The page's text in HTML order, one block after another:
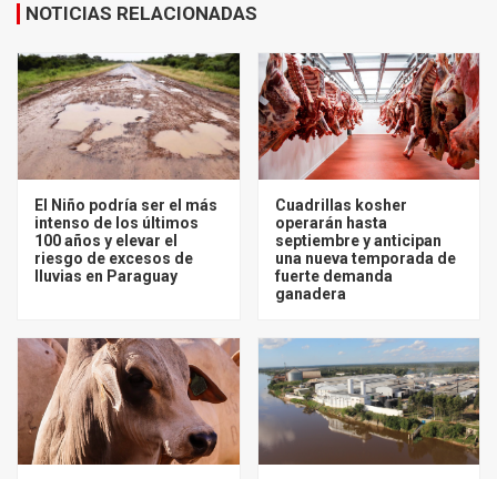
NOTICIAS RELACIONADAS
El Niño podría ser el más
intenso de los últimos
100 años y elevar el
riesgo de excesos de
lluvias en Paraguay
Cuadrillas kosher
operarán hasta
septiembre y anticipan
una nueva temporada de
fuerte demanda
ganadera